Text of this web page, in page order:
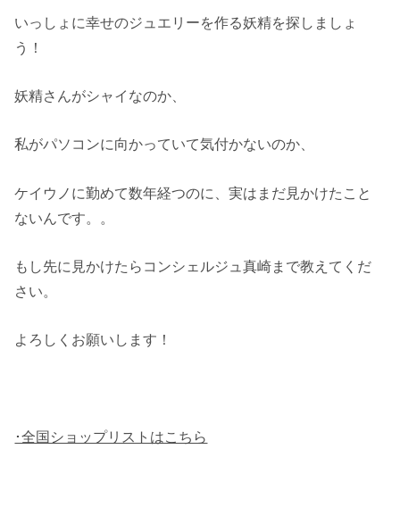
いっしょに幸せのジュエリーを作る妖精を探しましょ
う！
妖精さんがシャイなのか、
私がパソコンに向かっていて気付かないのか、
ケイウノに勤めて数年経つのに、実はまだ見かけたこと
ないんです。。
もし先に見かけたらコンシェルジュ真崎まで教えてくだ
さい。
よろしくお願いします！
･全国ショップリストはこちら